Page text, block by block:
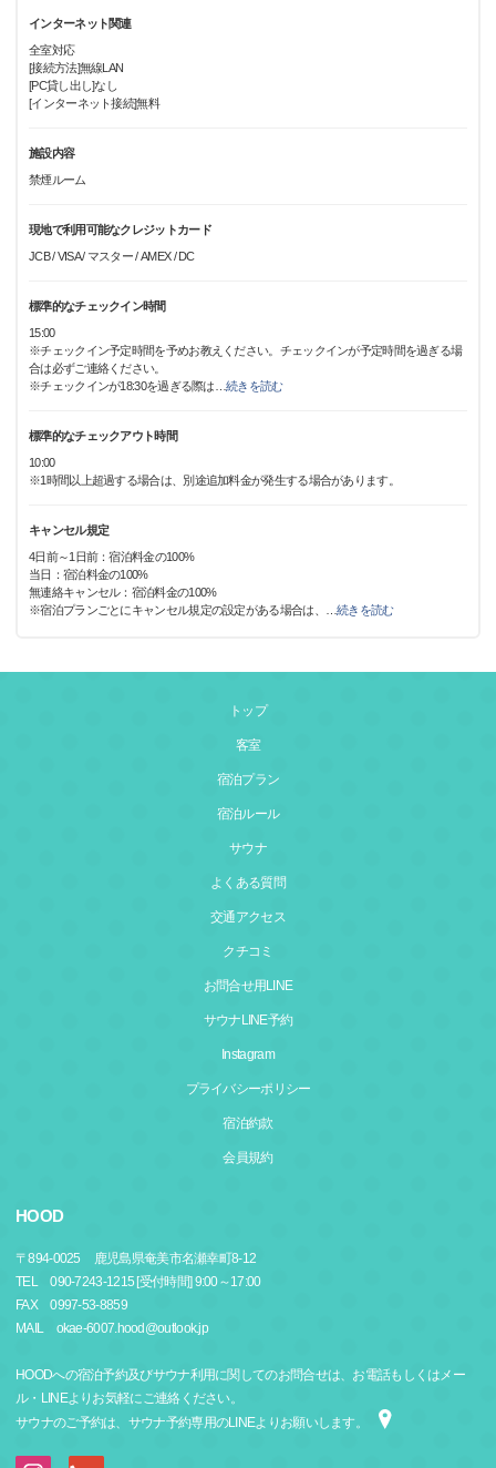
インターネット関連
全室対応
[接続方法]無線LAN
[PC貸し出し]なし
[インターネット接続]無料
施設内容
禁煙ルーム
現地で利用可能なクレジットカード
JCB / VISA / マスター / AMEX / DC
標準的なチェックイン時間
15:00
※チェックイン予定時間を予めお教えください。チェックインが予定時間を過ぎる場
合は必ずご連絡ください。
※チェックインが18:30を過ぎる際は …続きを読む
標準的なチェックアウト時間
10:00
※1時間以上超過する場合は、別途追加料金が発生する場合があります。
キャンセル規定
4日前～1日前：宿泊料金の100%
当日：宿泊料金の100%
無連絡キャンセル：宿泊料金の100%
※宿泊プランごとにキャンセル規定の設定がある場合は、
…続きを読む
トップ
客室
宿泊プラン
宿泊ルール
サウナ
よくある質問
交通アクセス
クチコミ
お問合せ用LINE
サウナLINE予約
Instagram
プライバシーポリシー
宿泊約款
会員規約
HOOD
〒894-0025
鹿児島県奄美市名瀬幸町8-12
TEL 090-7243-1215 [受付時間] 9:00～17:00
FAX 0997-53-8859
MAIL okae-6007.hood@outlook.jp
HOODへの宿泊予約及びサウナ利用に関してのお問合せは、お電話もしくはメー
ル・LINEよりお気軽にご連絡ください。
サウナのご予約は、サウナ予約専用のLINEよりお願いします。